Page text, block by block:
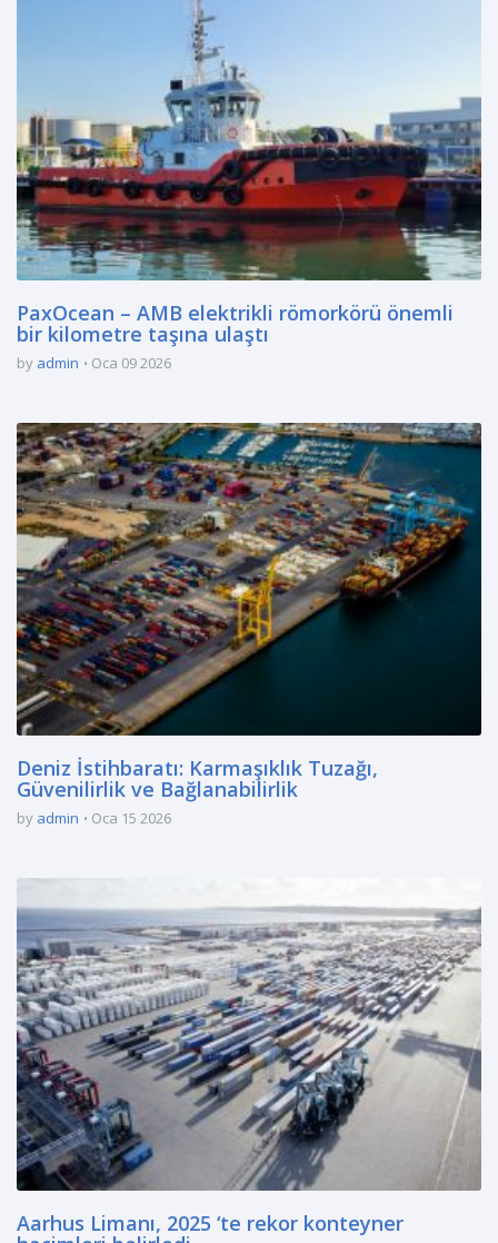
PaxOcean – AMB elektrikli römorkörü önemli
bir kilometre taşına ulaştı
by admin Oca 09 2026
Deniz İstihbaratı: Karmaşıklık Tuzağı,
Güvenilirlik ve Bağlanabilirlik
by admin Oca 15 2026
Aarhus Limanı, 2025 ‘te rekor konteyner